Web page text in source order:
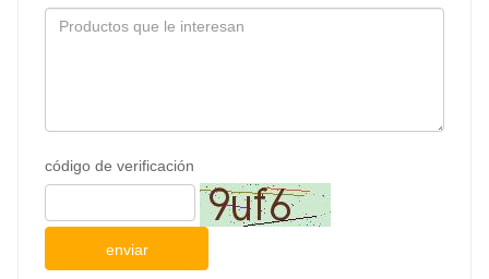
código de verificación
enviar